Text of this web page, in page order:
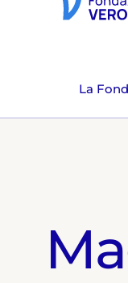
La